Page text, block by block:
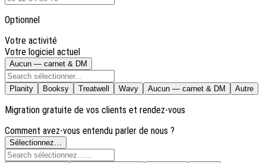
Optionnel
Votre activité
Votre logiciel actuel
Aucun — carnet & DM
Planity Booksy Treatwell Wavy Aucun — carnet & DM Autre
Migration gratuite de vos clients et rendez-vous
Comment avez-vous entendu parler de nous ?
Sélectionnez…